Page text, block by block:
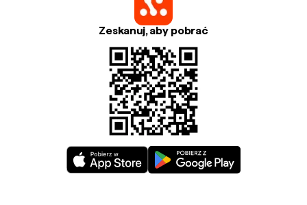
Zeskanuj, aby pobrać